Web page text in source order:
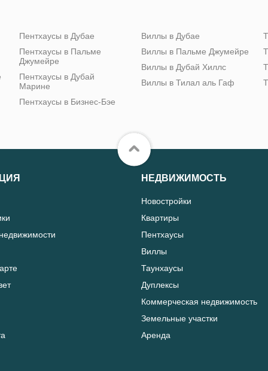
Пентхаусы в Дубае
Пентхаусы в Пальме
Джумейре
Пентхаусы в Дубай
Марине
Пентхаусы в Бизнес-Бэе
Виллы в Дубае
Виллы в Пальме Джумейре
Виллы в Дубай Хиллс
Виллы в Тилал аль Гаф
НЕДВИЖИМОСТЬ
Новостройки
Квартиры
Пентхаусы
Виллы
Таунхаусы
Дуплексы
Коммерческая недвижимость
Земельные участки
Аренда